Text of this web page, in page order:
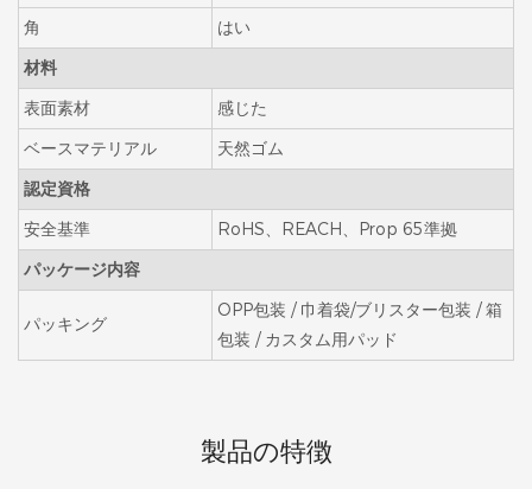
角
はい
材料
表面素材
感じた
ベースマテリアル
天然ゴム
認定資格
安全基準
RoHS、REACH、Prop 65準拠
パッケージ内容
パッキング
OPP包装 / 巾着袋/ブリスター包装 / 箱
包装 / カスタム用パッド
製品の特徴